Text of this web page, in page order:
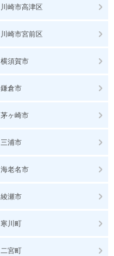
川崎市高津区
川崎市宮前区
横須賀市
鎌倉市
茅ヶ崎市
三浦市
海老名市
綾瀬市
寒川町
二宮町